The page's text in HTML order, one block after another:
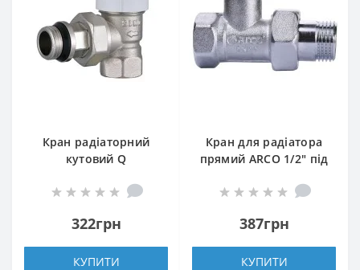
Кран радіаторний
кутовий Q
NV-QP5017 під
ущільнювачем
322грн
КУПИТИ
Кран для радіатора
прямий ARCO 1/2″ під
387грн
КУПИТИ